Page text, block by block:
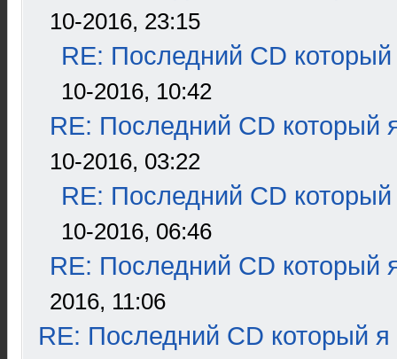
10-2016, 23:15
RE: Последний CD который
10-2016, 10:42
RE: Последний CD который
10-2016, 03:22
RE: Последний CD который
10-2016, 06:46
RE: Последний CD который
2016, 11:06
RE: Последний CD который я